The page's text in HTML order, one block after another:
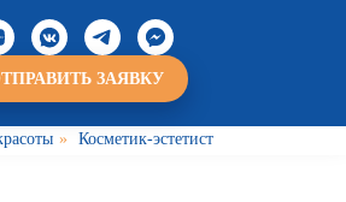
ЗАЯВКУ
» Косметик-эстетист